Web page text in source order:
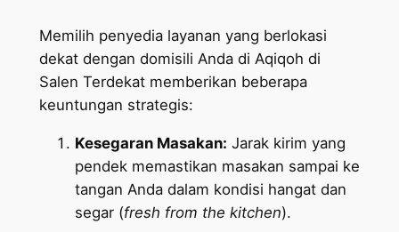
Memilih penyedia layanan yang berlokasi
dekat dengan domisili Anda di Aqiqoh di
Salen Terdekat memberikan beberapa
keuntungan strategis:
Kesegaran Masakan: Jarak kirim yang
pendek memastikan masakan sampai ke
tangan Anda dalam kondisi hangat dan
segar (fresh from the kitchen).